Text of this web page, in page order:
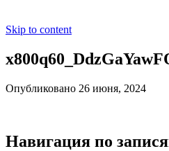
Skip to content
Опубликовано 26 июня, 2024
Навигация по